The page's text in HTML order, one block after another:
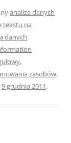
analiza danych
tekstu na
danych
,
zasobów,
9 grudnia 2011.